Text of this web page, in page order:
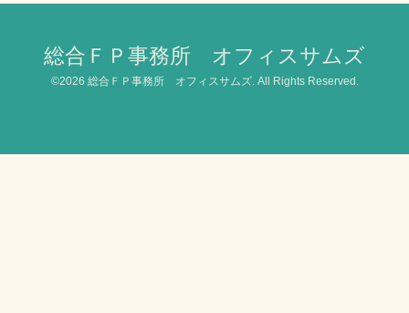
総合ＦＰ事務所 オフィスサムズ
©2026 総合ＦＰ事務所 オフィスサムズ. All Rights Reserved.